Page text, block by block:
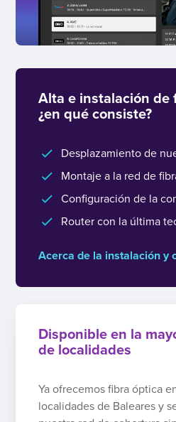
Alta e instalación de
¿en qué consiste?
Desplazamiento de
Montaje a la red de
Configuración de la
Router con la última
Acerca de la instalación y
Disponible en la
de localidades
Ya ofrecemos fibra óptica
localidades de Baleares y